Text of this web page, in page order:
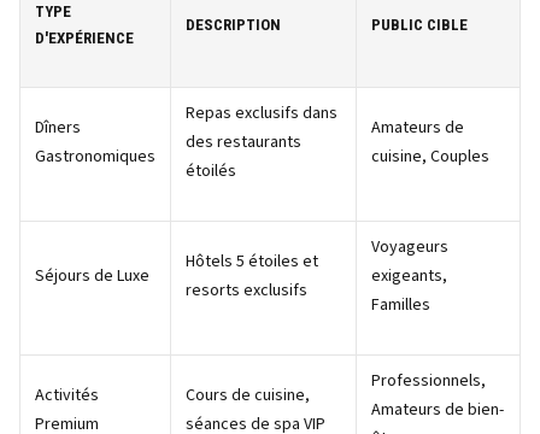
TYPE
D'EXPÉRIENCE
DESCRIPTION PUBLIC CIBLE
Dîners
Gastronomiques
Repas exclusifs dans
des restaurants
étoilés
Amateurs de
cuisine, Couples
Séjours de Luxe
Hôtels 5 étoiles et
resorts exclusifs
Voyageurs
exigeants,
Familles
Activités
Premium
Cours de cuisine,
séances de spa VIP
Professionnels,
Amateurs de bien-